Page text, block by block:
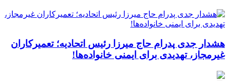
هشدار جدی پدرام حاج میرزا رئیس اتحادیه؛ تعمیرکاران
غیرمجاز، تهدیدی برای ایمنی خانواده‌ها!